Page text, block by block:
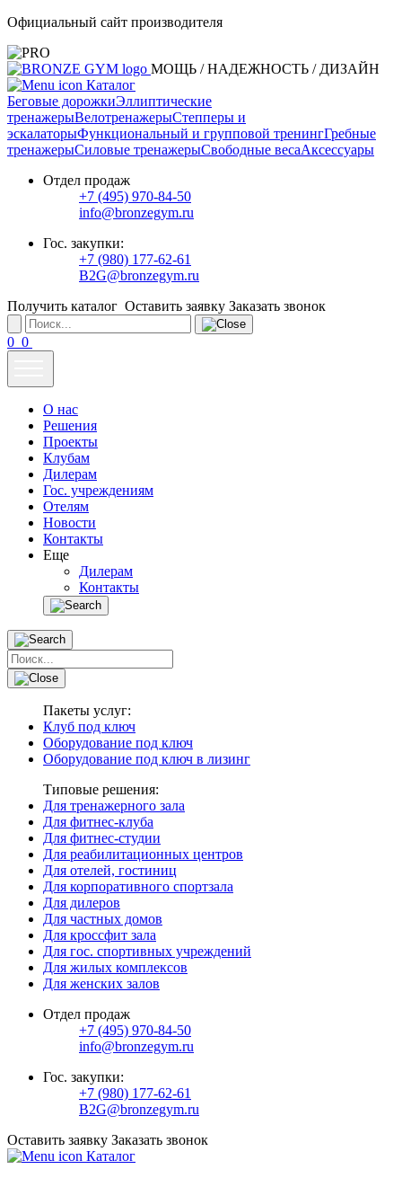
Официальный сайт производителя
МОЩЬ / НАДЕЖНОСТЬ / ДИЗАЙН
Каталог
Беговые дорожкиЭллиптические
тренажерыВелотренажерыСтепперы и
эскалаторыФункциональный и групповой тренингГребные
тренажерыСиловые тренажерыСвободные весаАксессуары
Отдел продаж
+7 (495) 970-84-50
info@bronzegym.ru
Гос. закупки:
+7 (980) 177-62-61
B2G@bronzegym.ru
Получить каталог Оставить заявку Заказать звонок
0 0
О нас
Решения
Проекты
Клубам
Дилерам
Гос. учреждениям
Отелям
Новости
Контакты
Еще
Дилерам
Контакты
Пакеты услуг:
Клуб под ключ
Оборудование под ключ
Оборудование под ключ в лизинг
Типовые решения:
Для тренажерного зала
Для фитнес-клуба
Для фитнес-студии
Для реабилитационных центров
Для отелей, гостиниц
Для корпоративного спортзала
Для дилеров
Для частных домов
Для кроссфит зала
Для гос. спортивных учреждений
Для жилых комплексов
Для женских залов
Отдел продаж
+7 (495) 970-84-50
info@bronzegym.ru
Гос. закупки:
+7 (980) 177-62-61
B2G@bronzegym.ru
Оставить заявку Заказать звонок
Каталог